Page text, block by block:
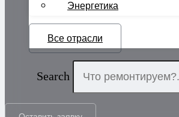
Энергетика
Все отрасли
Search